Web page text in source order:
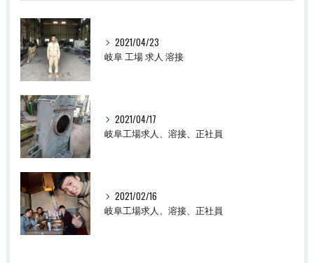
2021/04/23
岐阜 工場 求人 溶接
2021/04/17
岐阜工場求人、溶接、正社員
2021/02/16
岐阜工場求人、溶接、正社員